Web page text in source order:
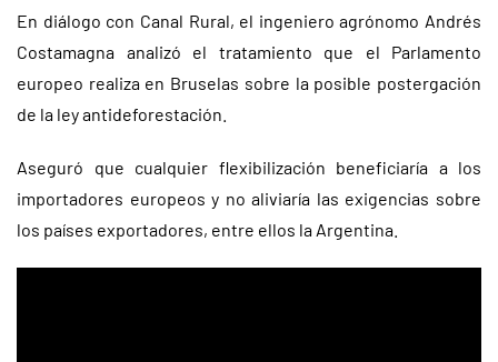
En diálogo con Canal Rural, el ingeniero agrónomo Andrés
Costamagna analizó el tratamiento que el Parlamento
europeo realiza en Bruselas sobre la posible postergación
de la ley antideforestación.
Aseguró que cualquier flexibilización beneficiaría a los
importadores europeos y no aliviaría las exigencias sobre
los países exportadores, entre ellos la Argentina.